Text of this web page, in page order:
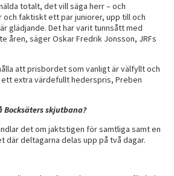
totalt, det vill säga herr – och
faktiskt ett par juniorer, upp till och
glädjande. Det har varit tunnsått med
åren, säger Oskar Fredrik Jonsson, JRFs
att prisbordet som vanligt är välfyllt och
extra värdefullt hederspris, Preben
Bocksäters skjutbana?
det om jaktstigen för samtliga samt en
där deltagarna delas upp på två dagar.